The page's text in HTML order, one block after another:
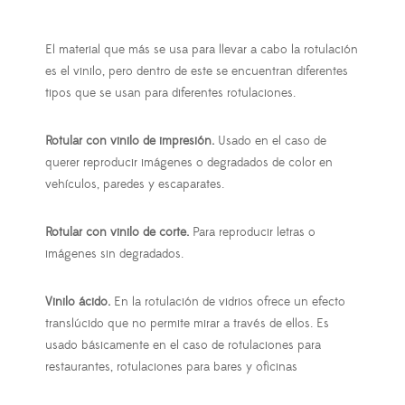
El material que más se usa para llevar a cabo la rotulación
es el vinilo, pero dentro de este se encuentran diferentes
tipos que se usan para diferentes rotulaciones.
Rotular con vinilo de impresión. Usado en el caso de
querer reproducir imágenes o degradados de color en
vehículos, paredes y escaparates.
Rotular con vinilo de corte. Para reproducir letras o
imágenes sin degradados.
Vinilo ácido. En la rotulación de vidrios ofrece un efecto
translúcido que no permite mirar a través de ellos. Es
usado básicamente en el caso de rotulaciones para
restaurantes, rotulaciones para bares y oficinas